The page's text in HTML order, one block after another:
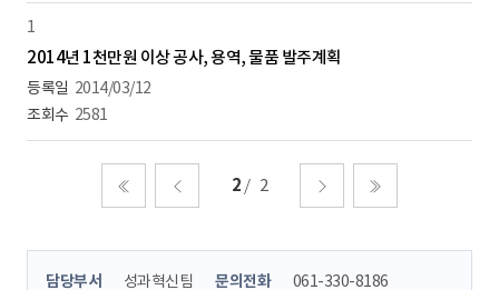
1
2014년 1천만원 이상 공사, 용역, 물품 발주계획
2014/03/12
2581
2 2
콘
담당부서 성과혁신팀 문의전화 061-330-8186